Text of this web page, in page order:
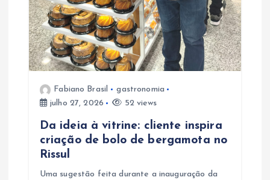
o
s
t
Fabiano Brasil
gastronomia
julho 27, 2026
52 views
Da ideia à vitrine: cliente inspira
criação de bolo de bergamota no
Rissul
Uma sugestão feita durante a inauguração da